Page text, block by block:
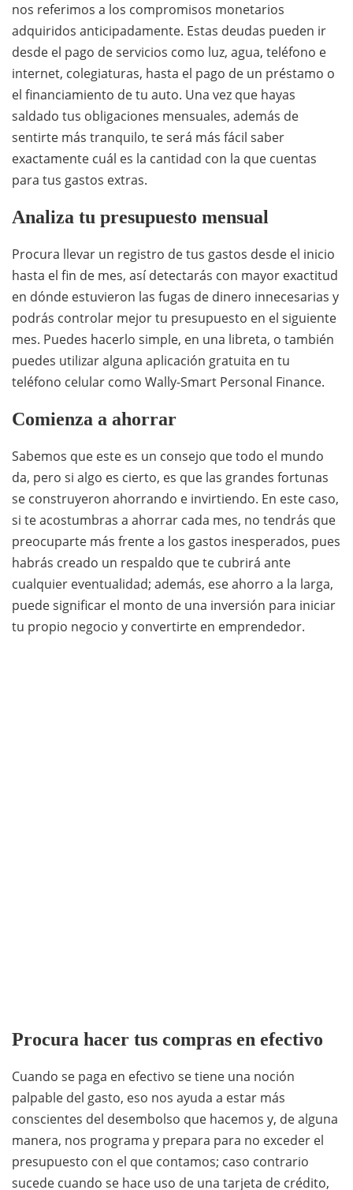
nos referimos a los compromisos monetarios
adquiridos anticipadamente. Estas deudas pueden ir
desde el pago de servicios como luz, agua, teléfono e
internet, colegiaturas, hasta el pago de un préstamo o
el financiamiento de tu auto. Una vez que hayas
saldado tus obligaciones mensuales, además de
sentirte más tranquilo, te será más fácil saber
exactamente cuál es la cantidad con la que cuentas
para tus gastos extras.
Analiza tu presupuesto mensual
Procura llevar un registro de tus gastos desde el inicio
hasta el fin de mes, así detectarás con mayor exactitud
en dónde estuvieron las fugas de dinero innecesarias y
podrás controlar mejor tu presupuesto en el siguiente
mes. Puedes hacerlo simple, en una libreta, o también
puedes utilizar alguna aplicación gratuita en tu
teléfono celular como Wally-Smart Personal Finance.
Comienza a ahorrar
Sabemos que este es un consejo que todo el mundo
da, pero si algo es cierto, es que las grandes fortunas
se construyeron ahorrando e invirtiendo. En este caso,
si te acostumbras a ahorrar cada mes, no tendrás que
preocuparte más frente a los gastos inesperados, pues
habrás creado un respaldo que te cubrirá ante
cualquier eventualidad; además, ese ahorro a la larga,
puede significar el monto de una inversión para iniciar
tu propio negocio y convertirte en emprendedor.
Procura hacer tus compras en efectivo
Cuando se paga en efectivo se tiene una noción
palpable del gasto, eso nos ayuda a estar más
conscientes del desembolso que hacemos y, de alguna
manera, nos programa y prepara para no exceder el
presupuesto con el que contamos; caso contrario
sucede cuando se hace uso de una tarjeta de crédito,